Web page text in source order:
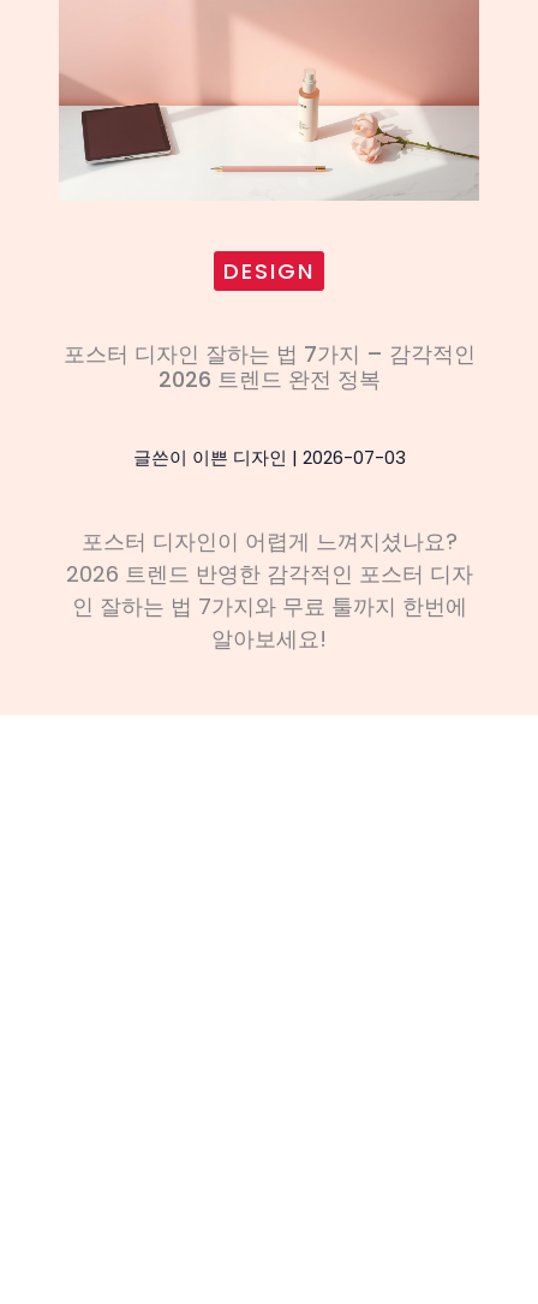
DESIGN
포스터 디자인 잘하는 법 7가지 – 감각적인
2026 트렌드 완전 정복
글쓴이 이쁜 디자인 | 2026-07-03
포스터 디자인이 어렵게 느껴지셨나요?
2026 트렌드 반영한 감각적인 포스터 디자
인 잘하는 법 7가지와 무료 툴까지 한번에
알아보세요!